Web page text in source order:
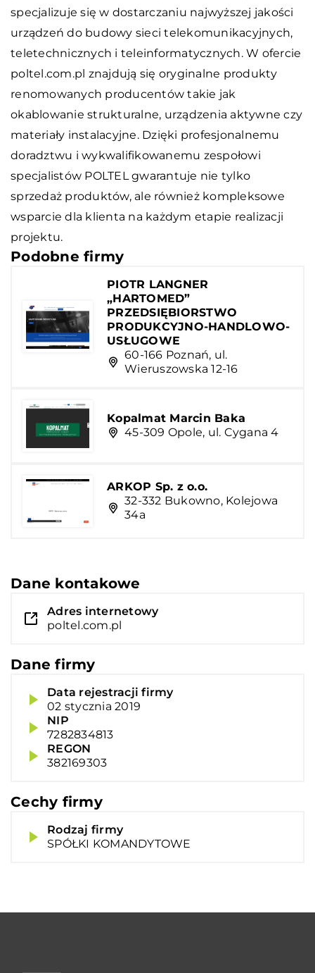
specjalizuje się w dostarczaniu najwyższej jakości
urządzeń do budowy sieci telekomunikacyjnych,
teletechnicznych i teleinformatycznych. W ofercie
poltel.com.pl znajdują się oryginalne produkty
renomowanych producentów takie jak
okablowanie strukturalne, urządzenia aktywne czy
materiały instalacyjne. Dzięki profesjonalnemu
doradztwu i wykwalifikowanemu zespołowi
specjalistów POLTEL gwarantuje nie tylko
sprzedaż produktów, ale również kompleksowe
wsparcie dla klienta na każdym etapie realizacji
projektu.
Podobne firmy
PIOTR LANGNER
„HARTOMED”
PRZEDSIĘBIORSTWO
PRODUKCYJNO-HANDLOWO-
USŁUGOWE
60-166 Poznań, ul.
Wieruszowska 12-16
Kopalmat Marcin Baka
45-309 Opole, ul. Cygana 4
ARKOP Sp. z o.o.
32-332 Bukowno, Kolejowa
34a
Dane kontakowe
Adres internetowy
poltel.com.pl
Dane firmy
Data rejestracji firmy
02 stycznia 2019
NIP
7282834813
REGON
382169303
Cechy firmy
Rodzaj firmy
SPÓŁKI KOMANDYTOWE